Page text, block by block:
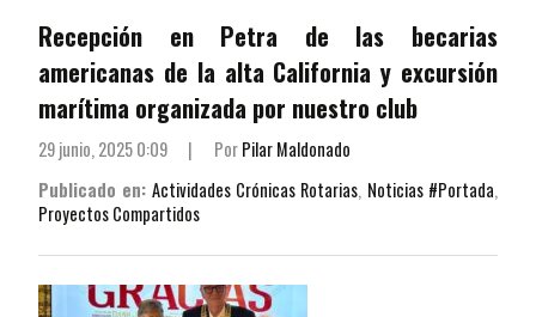
Recepción en Petra de las becarias
americanas de la alta California y excursión
marítima organizada por nuestro club
29 junio, 2025 0:09 | PorPilar Maldonado
Publicado en: Actividades Crónicas Rotarias, Noticias #Portada,
Proyectos Compartidos